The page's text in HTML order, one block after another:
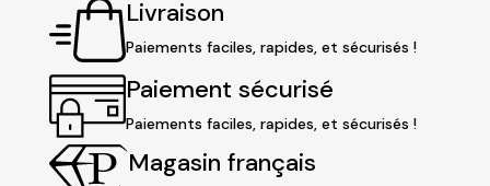
Livraison
Paiements faciles, rapides, et sécurisés !
Paiement sécurisé
Paiements faciles, rapides, et sécurisés !
Magasin français